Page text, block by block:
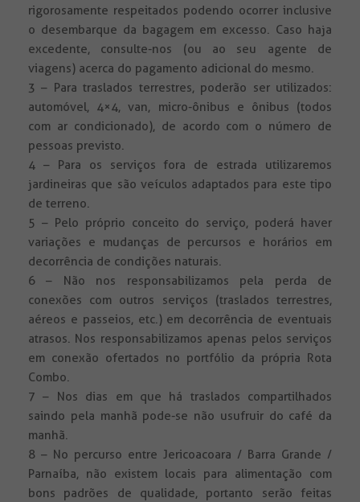
rigorosamente respeitados podendo ocorrer inclusive
o desembarque da bagagem em excesso. Caso haja
excedente, consulte-nos (ou ao seu agente de
viagens) acerca do pagamento adicional do mesmo.
3 – Para traslados terrestres, poderão ser utilizados:
automóvel, 4×4, van, micro-ônibus e ônibus (todos
com ar condicionado), de acordo com o número de
pessoas previsto.
4 – Para os serviços fora de estrada utilizaremos
jardineiras que são veículos adaptados para este tipo
de terreno.
5 – Pelo próprio conceito do serviço, poderá haver
variações e mudanças de percursos e horários em
decorrência de condições naturais.
6 – Não nos responsabilizamos pela perda de
conexões com outros serviços (traslados terrestres,
aéreos e passeios, etc.) em decorrência de eventuais
atrasos. Nos responsabilizamos apenas pelos serviços
em conexão ofertados no portfólio da própria Rota
Combo.
7 – Nos dias em que há traslados compartilhados
saindo pela manhã pode-se não usufruir do café da
manhã.
8 – No percurso entre Jericoacoara / Barra Grande /
Parnaíba, não existem locais para alimentação com
bons padrões de qualidade, portanto serão feitas